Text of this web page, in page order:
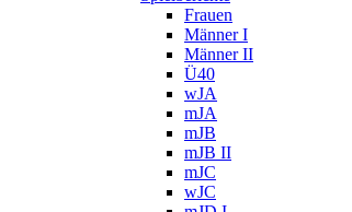
Frauen
Männer I
Männer II
Ü40
wJA
mJA
mJB
mJB II
mJC
wJC